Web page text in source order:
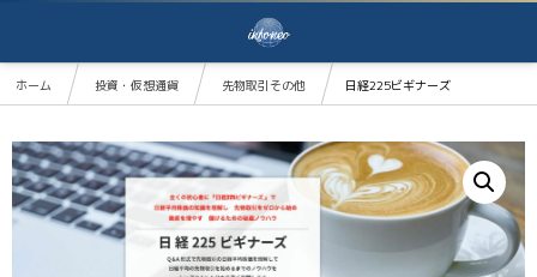
ホーム 投資・仮想通貨 先物取引その他 日経225ビギナーズ